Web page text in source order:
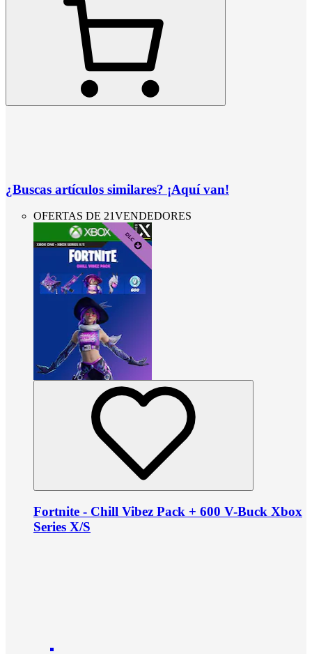
¿Buscas artículos similares? ¡Aquí van!
OFERTAS DE 21VENDEDORES
Fortnite - Chill Vibez Pack + 600 V-Buck Xbox
Series X/S